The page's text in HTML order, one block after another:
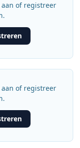
of registreer
of registreer